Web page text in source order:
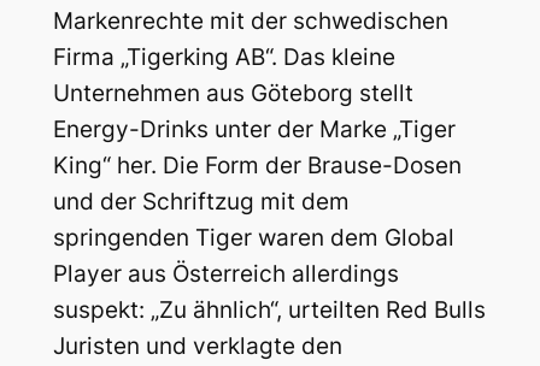
Markenrechte mit der schwedischen
Firma „Tigerking AB“. Das kleine
Unternehmen aus Göteborg stellt
Energy-Drinks unter der Marke „Tiger
King“ her. Die Form der Brause-Dosen
und der Schriftzug mit dem
springenden Tiger waren dem Global
Player aus Österreich allerdings
suspekt: „Zu ähnlich“, urteilten Red Bulls
Juristen und verklagte den